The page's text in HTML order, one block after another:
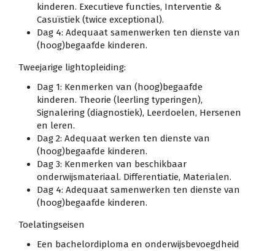
kinderen. Executieve functies, Interventie &
Casuïstiek (twice exceptional).
Dag 4: Adequaat samenwerken ten dienste van
(hoog)begaafde kinderen.
Tweejarige lightopleiding:
Dag 1: Kenmerken van (hoog)begaafde
kinderen. Theorie (leerling typeringen),
Signalering (diagnostiek), Leerdoelen, Hersenen
en leren.
Dag 2: Adequaat werken ten dienste van
(hoog)begaafde kinderen.
Dag 3: Kenmerken van beschikbaar
onderwijsmateriaal. Differentiatie, Materialen.
Dag 4: Adequaat samenwerken ten dienste van
(hoog)begaafde kinderen.
Toelatingseisen
Een bachelordiploma en onderwijsbevoegdheid